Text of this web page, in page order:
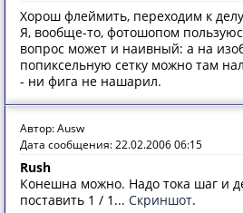
Хорош флеймить, переходим к
Я, вообще-то, фотошопом
вопрос может и наивный: а на
попиксельную сетку можно там
- ни фига не нашарил.
Автор: Ausw
Дата сообщения: 22.02.2006 06:15
Rush
Конешна можно. Надо тока шаг и
поставить 1 / 1... Скриншот.